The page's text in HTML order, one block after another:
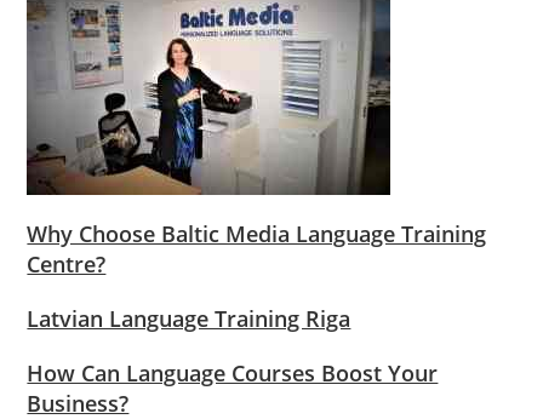
Why Choose Baltic Media Language Training
Centre?
Latvian Language Training Riga
How Can Language Courses Boost Your
Business?